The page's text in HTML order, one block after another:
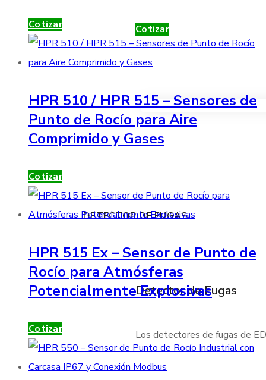
Cotizar
VER TODOS LOS
DETECTOR DE FUGAS
Detector de Fugas
Los detectores de fugas de
Cotizar
HPR 510 / HPR 515 – Sensores de
Punto de Rocío para Aire
Comprimido y Gases
Cotizar
HPR 515 Ex – Sensor de Punto de
Rocío para Atmósferas
Potencialmente Explosivas
Cotizar